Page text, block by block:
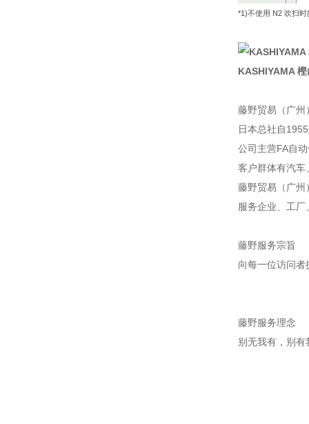
*1)不使用 N2 吹扫时
KASHIYAMA
藤野贸易（广州
日本总社自
公司主营FA自
客户群体有汽车
藤野贸易（广州
服务企业、工
藤野服务宗旨
向每一位访问
藤野服务理念
别无我有，别